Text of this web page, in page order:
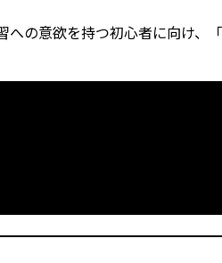
の意欲を持つ初心者に向け